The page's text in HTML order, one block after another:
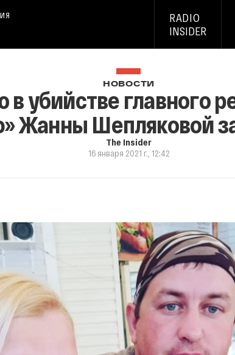
RADIO
INSIDER
НОВОСТИ
убийстве главного
Жанны Шепляковой
The Insider
16 января 2021 г., 12:42